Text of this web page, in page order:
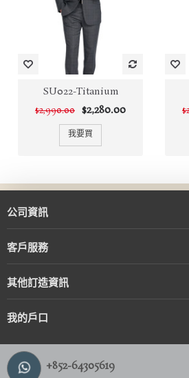
SU022-Titanium
$2,990.00 $2,280.00
我要買
公司資訊
客戶服務
其他訂造資訊
我的戶口
+852-64305619